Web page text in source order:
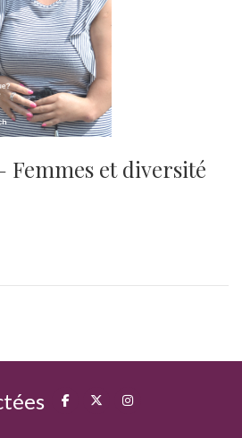
Femmes et diversité